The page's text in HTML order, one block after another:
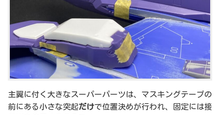
主翼に付く大きなスーパーパーツは、マスキングテープの
前にある小さな突起だけで位置決めが行われ、固定には接